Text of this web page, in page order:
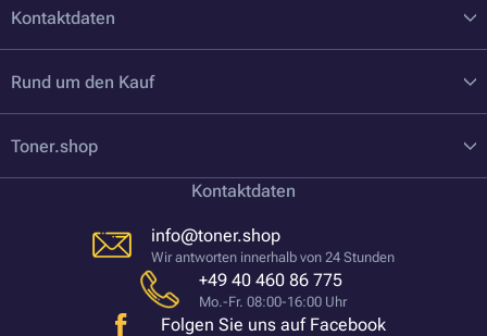
Kontaktdaten
Rund um den Kauf
Toner.shop
Kontaktdaten
info@toner.shop
Wir antworten innerhalb von 24 Stunden
+49 40 460 86 775
Mo.-Fr. 08:00-16:00 Uhr
Folgen Sie uns auf Facebook